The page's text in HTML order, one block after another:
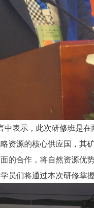
表示，此次研修班是
资源的核心供应国，其
的合作，将自然资源优
员们将通过本次研修掌